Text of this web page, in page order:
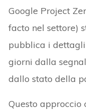
Google Project
facto nel settore)
pubblica i
giorni dalla
dallo stato della
Questo